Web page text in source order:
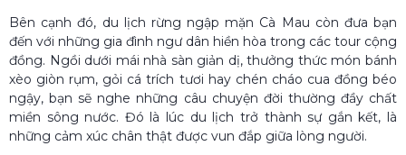
Bên cạnh đó, du lịch rừng ngập mặn Cà Mau còn đưa bạn
đến với những gia đình ngư dân hiền hòa trong các tour cộng
đồng. Ngồi dưới mái nhà sàn giản dị, thưởng thức món bánh
xèo giòn rụm, gỏi cá trích tươi hay chén cháo cua đồng béo
ngậy, bạn sẽ nghe những câu chuyện đời thường đầy chất
miền sông nước. Đó là lúc du lịch trở thành sự gắn kết, là
những cảm xúc chân thật được vun đắp giữa lòng người.